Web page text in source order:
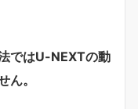
ではU-NEXTの動
ん。